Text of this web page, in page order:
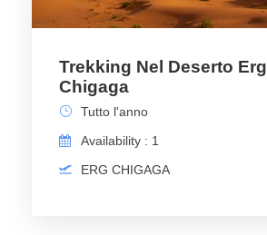
Trekking Nel Deserto Erg
Chigaga
Tutto l'anno
Availability : 1
ERG CHIGAGA